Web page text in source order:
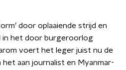
door oplaaiende strijd en
in het door burgeroorlog
voert het leger juist nu de
het aan journalist en Myanmar-